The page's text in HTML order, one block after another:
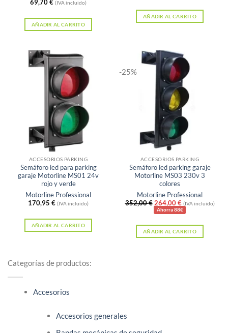
69,70€ (IVA incluido)
AÑADIR AL CARRITO
AÑADIR AL CARRITO
ACCESORIOS PARKING
Semáforo led para parking
garaje Motorline MS01 24v
rojo y verde
Motorline Professional
170,95 € (IVA incluido)
AÑADIR AL CARRITO
-25%
ACCESORIOS PARKING
Semáforo led parking garaje
Motorline MS03 230v 3
colores
Motorline Professional
352,00€ El
precio
era:
352,00 €.
264,00€El
precio
es:
264,00 €.
(IVA incluido)
Ahorra 88€
AÑADIR AL CARRITO
Categorías de productos:
Accesorios
Accesorios generales